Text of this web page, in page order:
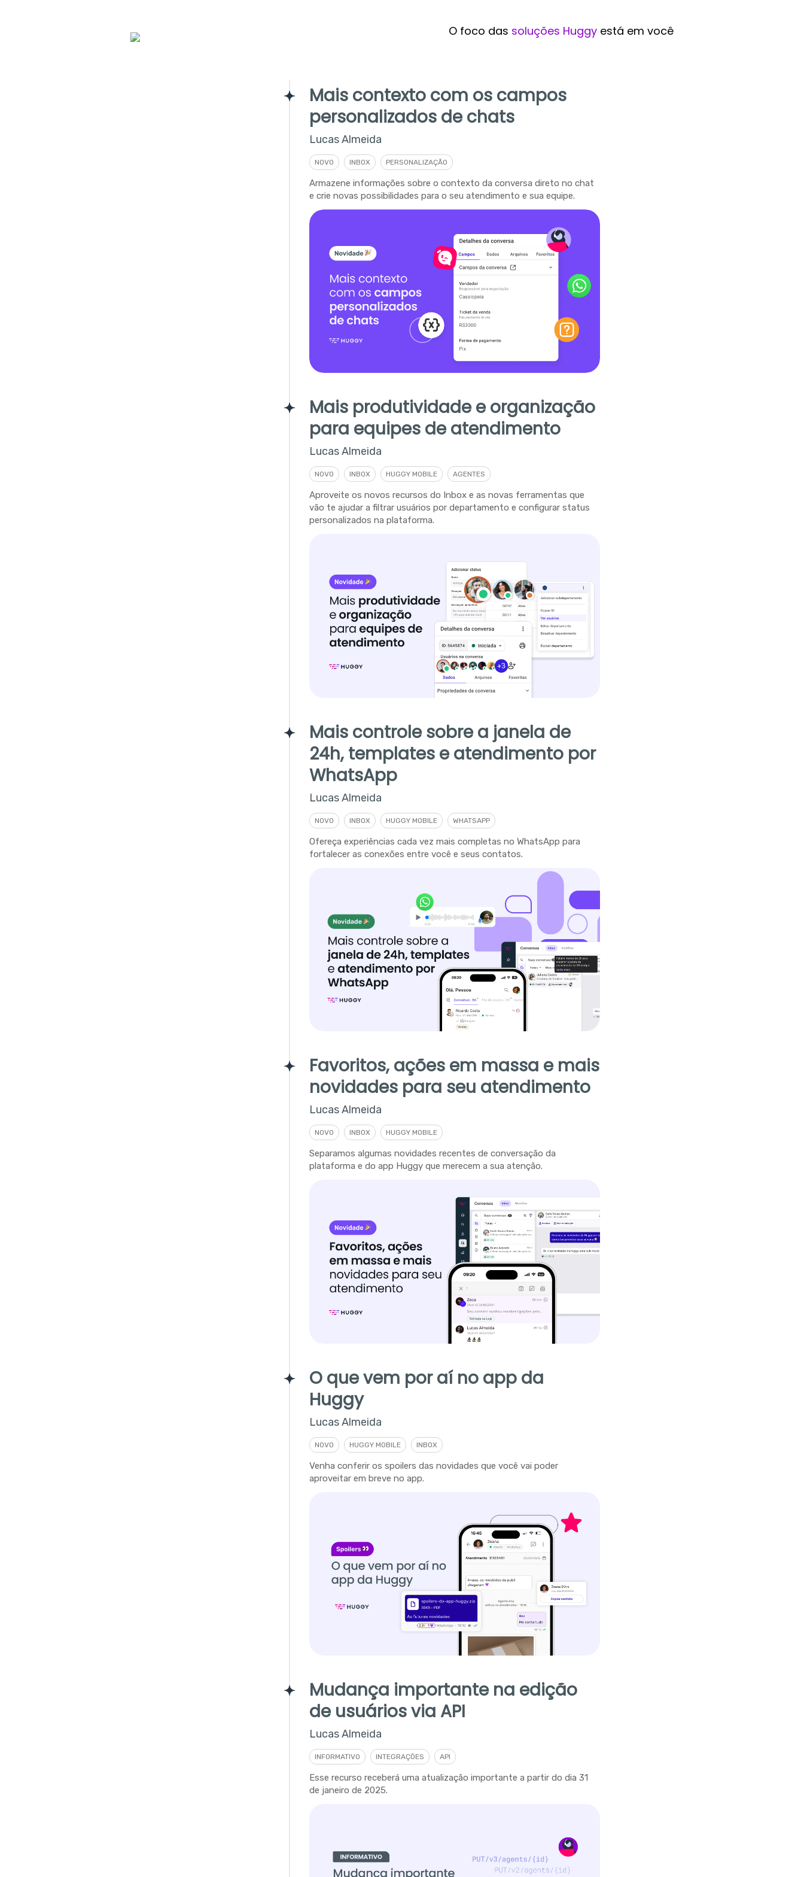
O foco das soluções Huggyestá em você
Mais contexto com os campos
personalizados de chats
Lucas Almeida
NOVO INBOX PERSONALIZAÇÃO
Armazene informações sobre o contexto da conversa direto no chat
e crie novas possibilidades para o seu atendimento e sua equipe.
Mais produtividade e organização
para equipes de atendimento
Lucas Almeida
NOVO INBOX HUGGY MOBILE AGENTES
Aproveite os novos recursos do Inbox e as novas ferramentas que
vão te ajudar a filtrar usuários por departamento e configurar status
personalizados na plataforma.
Mais controle sobre a janela de
24h, templates e atendimento por
WhatsApp
Lucas Almeida
NOVO INBOX HUGGY MOBILE WHATSAPP
Ofereça experiências cada vez mais completas no WhatsApp para
fortalecer as conexões entre você e seus contatos.
Favoritos, ações em massa e mais
novidades para seu atendimento
Lucas Almeida
NOVO INBOX HUGGY MOBILE
Separamos algumas novidades recentes de conversação da
plataforma e do app Huggy que merecem a sua atenção.
O que vem por aí no app da
Huggy
Lucas Almeida
NOVO HUGGY MOBILE INBOX
Venha conferir os spoilers das novidades que você vai poder
aproveitar em breve no app.
Mudança importante na edição
de usuários via API
Lucas Almeida
INFORMATIVO INTEGRAÇÕES API
Esse recurso receberá uma atualização importante a partir do dia 31
de janeiro de 2025.